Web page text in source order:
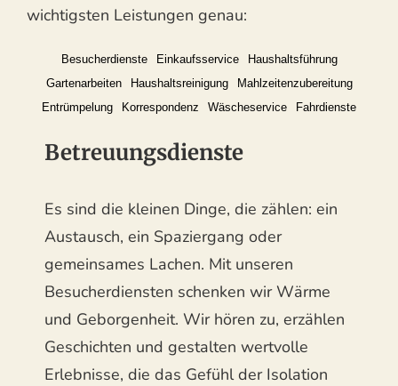
wichtigsten Leistungen genau:
Besucherdienste Einkaufsservice
Haushaltsführung
Gartenarbeiten
Haushaltsreinigung
Mahlzeitenzubereitung
Entrümpelung
Korrespondenz Wäscheservice Fahrdienste
Betreuungsdienste
Es sind die kleinen Dinge, die zählen: ein
Austausch, ein Spaziergang oder
gemeinsames Lachen. Mit unseren
Besucherdiensten schenken wir Wärme
und Geborgenheit. Wir hören zu, erzählen
Geschichten und gestalten wertvolle
Erlebnisse, die das Gefühl der Isolation